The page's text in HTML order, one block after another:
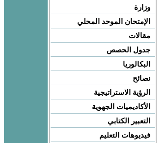
وزارة
الإمتحان الموحد المحلي
مقالات
جدول الحصص
البكالوريا
نصائح
الرؤية الاستراتيجية
الأكاديميات الجهوية
التعبير الكتابي
فيديوهات التعليم